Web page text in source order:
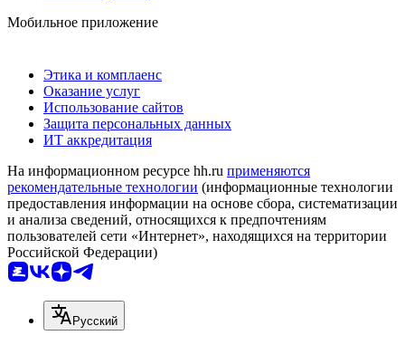
Мобильное приложение
Этика и комплаенс
Оказание услуг
Использование сайтов
Защита персональных данных
ИТ аккредитация
На информационном ресурсе hh.ru применяются
рекомендательные технологии (информационные технологии
предоставления информации на основе сбора, систематизации
и анализа сведений, относящихся к предпочтениям
пользователей сети «Интернет», находящихся на территории
Российской Федерации)
Русский